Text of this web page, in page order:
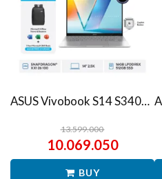
ASUS Vivobook S14 S3407QA – IPSP151M – Matte Gray
13.599.000
10.069.050
BUY